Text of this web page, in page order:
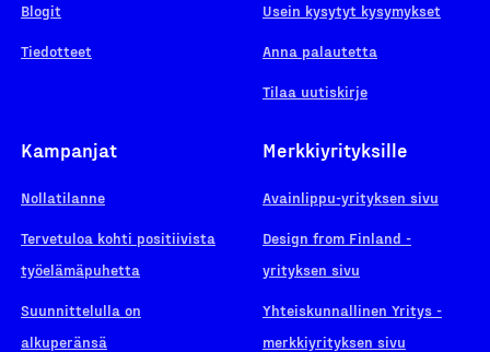
Blogit
Tiedotteet
Usein kysytyt kysymykset
Anna palautetta
Tilaa uutiskirje
Kampanjat
Nollatilanne
Tervetuloa kohti positiivista
työelämäpuhetta
Suunnittelulla on
alkuperänsä
Merkkiyrityksille
Avainlippu-yrityksen sivu
Design from Finland -
yrityksen sivu
Yhteiskunnallinen Yritys -
merkkiyrityksen sivu